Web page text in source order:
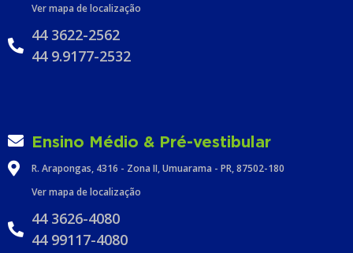
Ver mapa de localização
44 3622-2562
44 9.9177-2532
Ensino Médio & Pré-vestibular
R. Arapongas, 4316 - Zona II, Umuarama - PR, 87502-180
Ver mapa de localização
44 3626-4080
44 99117-4080